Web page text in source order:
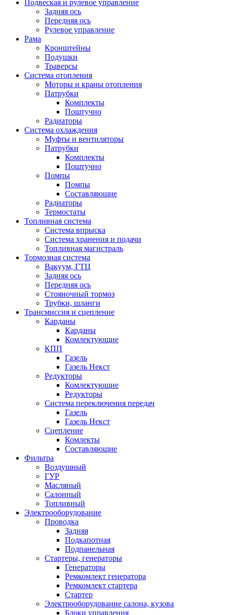
Подвеская и рулевое управление
Задняя ось
Передняя ось
Рулевое управление
Рама
Кронштейны
Подушки
Траверсы
Система отопления
Моторы и краны отопления
Патрубки
Комплекты
Поштучно
Радиаторы
Система охлаждения
Муфты и вентиляторы
Патрубки
Комплекты
Поштучно
Помпы
Помпы
Составляющие
Радиаторы
Термостаты
Топливная система
Система впрыска
Система хранения и подачи
Топливная магистраль
Тормозная система
Вакуум, ГТЦ
Задняя ось
Передняя ось
Стояночный тормоз
Трубки, шланги
Трансмиссия и сцепление
Карданы
Карданы
Комлектующие
КПП
Газель
Газель Некст
Редукторы
Комлектующие
Редукторы
Система переключения передач
Газель
Газель Некст
Сцепление
Комлекты
Составляющие
Фильтра
Воздушный
ГУР
Масляный
Салонный
Топливный
Электрооборудование
Проводка
Задняя
Подкапотная
Подпанельная
Стартеры, генераторы
Генераторы
Ремкомлект генератора
Ремкомлект стартера
Стартер
Электрооборудование салона, кузова
Блоки управления